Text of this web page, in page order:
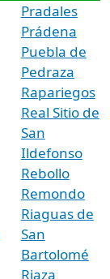
Pradales
Prádena
Puebla de
Pedraza
Rapariegos
Real Sitio de
San
Ildefonso
Rebollo
Remondo
Riaguas de
San
Bartolomé
Riaza